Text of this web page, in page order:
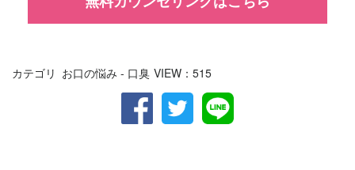
カテゴリ お口の悩み - 口臭 VIEW： 515